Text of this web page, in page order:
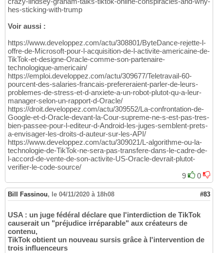
hes-sticking-with-trump
Voir aussi :
https://www.developpez.com/actu/308801/ByteDance-rejette-l-
offre-de-Microsoft-pour-l-acquisition-de-l-activite-americaine-de-
TikTok-et-designe-Oracle-comme-son-partenaire-
technologique-americain/
https://emploi.developpez.com/actu/309677/Teletravail-60-
pourcent-des-salaries-francais-prefereraient-parler-de-leurs-
problemes-de-stress-et-d-anxiete-a-un-robot-plutot-qu-a-leur-
manager-selon-un-rapport-d-Oracle/
https://droit.developpez.com/actu/309552/La-confrontation-de-
Google-et-d-Oracle-devant-la-Cour-supreme-ne-s-est-pas-tres-
bien-passee-pour-l-editeur-d-Android-les-juges-semblent-prets-
a-envisager-les-droits-d-auteur-sur-les-API/
https://www.developpez.com/actu/309021/L-algorithme-ou-la-
technologie-de-TikTok-ne-sera-pas-transfere-dans-le-cadre-de-
l-accord-de-vente-de-son-activite-US-Oracle-devrait-plutot-
verifier-le-code-source/
9
0
Bill Fassinou, le 04/11/2020 à 18h08 #83
USA : un juge fédéral déclare que l'interdiction de TikTok
causerait un "préjudice irréparable" aux créateurs de
contenu,
TikTok obtient un nouveau sursis grâce à l'intervention de
trois influenceurs